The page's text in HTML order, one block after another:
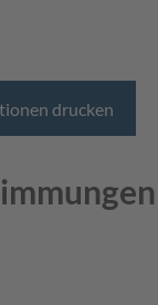
drucken